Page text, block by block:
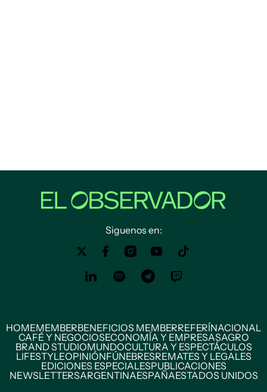
Siguenos en:
HOMEMEMBERBENEFICIOS MEMBERREFERÍNACIONAL
CAFÉ Y NEGOCIOSECONOMÍA Y EMPRESASAGRO
BRAND STUDIOMUNDOCULTURA Y ESPECTÁCULOS
LIFESTYLEOPINIÓNFÚNEBRESREMATES Y LEGALES
EDICIONES ESPECIALESPUBLICACIONES
NEWSLETTERSARGENTINAESPAÑAESTADOS UNIDOS